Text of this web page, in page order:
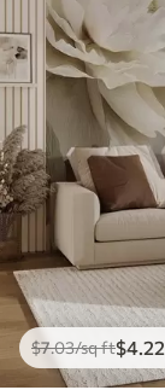
$7.03/sq ft$4 .22